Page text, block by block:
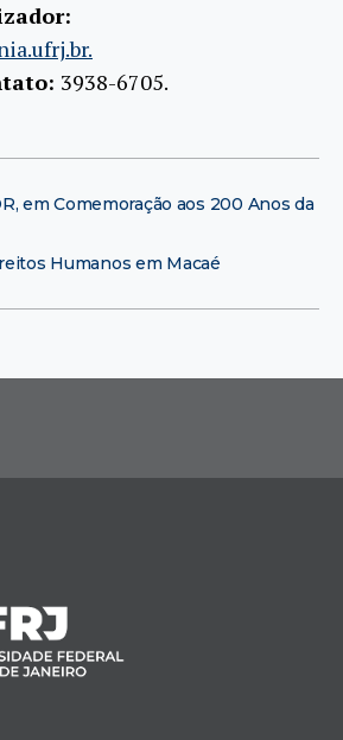
3938-6705.
em Comemoração aos 200 Anos da
Humanos em Macaé